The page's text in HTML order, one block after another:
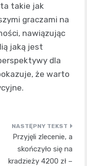
takie jak
graczami na
nawiązując
jaką jest
dla
że warto
Przyjęli zlecenie, a
skończyło się na
kradzieży 4200 zł –